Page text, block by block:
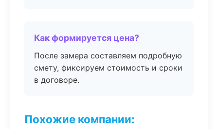
Как формируется цена?
После замера составляем подробную
смету, фиксируем стоимость и сроки
в договоре.
Похожие компании: